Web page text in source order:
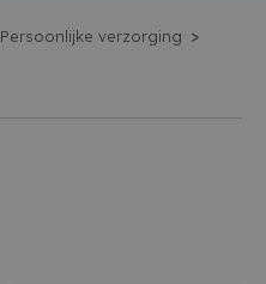
Persoonlijke verzorging >